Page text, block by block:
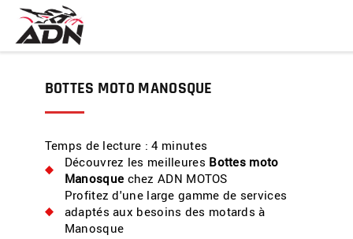
BOTTES MOTO MANOSQUE
Temps de lecture : 4 minutes
Découvrez les meilleures Bottes moto
Manosque chez ADN MOTOS
Profitez d'une large gamme de services
adaptés aux besoins des motards à
Manosque